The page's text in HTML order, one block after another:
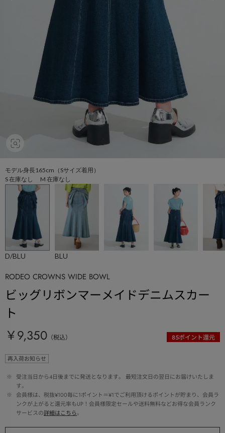
モデル身長165cm（Sサイズ着用）
S 在庫なし M 在庫なし
D/BLU BLU
RODEO CROWNS WIDE BOWL
ビッグリボンマーメイドデニムスカー
ト
￥9,350 （税込） 85ポイント還元
再入荷お知らせ
※
受注当日から4日後までに発送となります。 最短注文日の翌日にお届けいたしま
す。
※
会員様は、税抜¥100毎に1ポイント＝¥1でご利用頂けるポイントが貯まり、会員ラ
ンクが上がると還元率もUP！会員様限定セールや送料無料などお得な会員ランク
サービスの詳細はこちら。